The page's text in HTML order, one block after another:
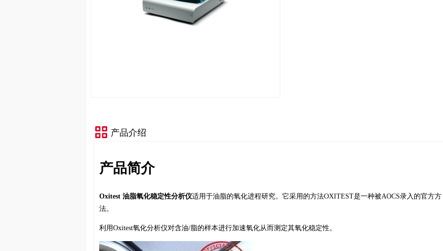
产品介绍
产品简介
Oxitest 油脂氧化稳定性分析仪适用于油脂的氧化进程研究。它采用的方法OXITEST是一种被AOCS录入的官方方
法。
利用Oxitest氧化分析仪对含油/脂的样本进行加速氧化从而测定其氧化稳定性。